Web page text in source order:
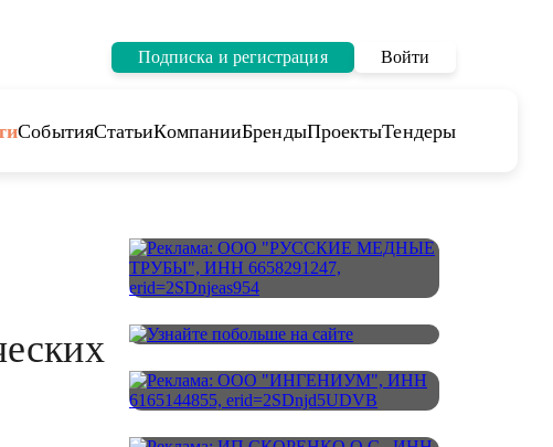
Подписка и регистрация Войти
СобытияСтатьиКомпанииБрендыПроектыТендеры